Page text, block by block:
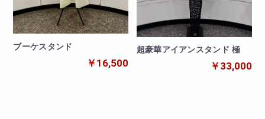
ブーケスタンド
￥16,500
超豪華アイアンスタンド 極
￥33,000